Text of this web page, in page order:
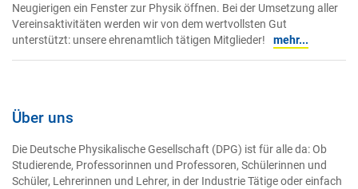
Neugierigen ein Fenster zur Physik öffnen. Bei der Umsetzung aller
Vereinsaktivitäten werden wir von dem wertvollsten Gut
unterstützt: unsere ehrenamtlich tätigen Mitglieder!
mehr...
Über uns
Die Deutsche Physikalische Gesellschaft (DPG) ist für alle da: Ob
Studierende, Professorinnen und Professoren, Schülerinnen und
Schüler, Lehrerinnen und Lehrer, in der Industrie Tätige oder einfach